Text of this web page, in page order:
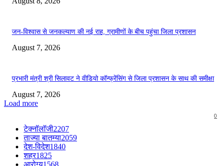
जन-विश्वास से जनकल्याण की नई राह, ग्रामीणों के बीच पहुंचा जिला प्रशासन
August 7, 2026
प्रभारी मंत्री श्री सिलावट ने वीडियो कॉन्फ्रेंसिंग से जिला प्रशासन के साथ की समीक्षा
August 7, 2026
Load more
0
टेक्नॉलॉजी2207
ताज्या बातम्या2059
देश-विदेश1840
शहर1825